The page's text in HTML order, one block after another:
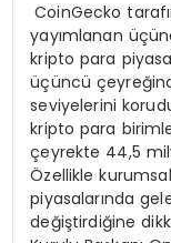
CoinGecko
yayımlanan
kripto para
üçüncü
seviyelerini
kripto para
çeyrekte 44,5
Özellikle
piyasalarında
değiştirdiğine